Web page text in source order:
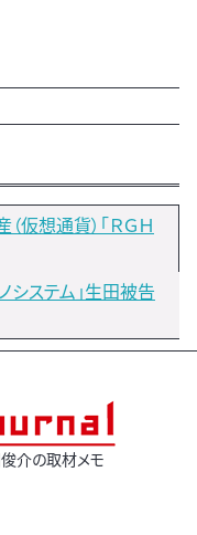
仮想通貨）「ＲＧＨ
システム」生田被告
介の取材メモ